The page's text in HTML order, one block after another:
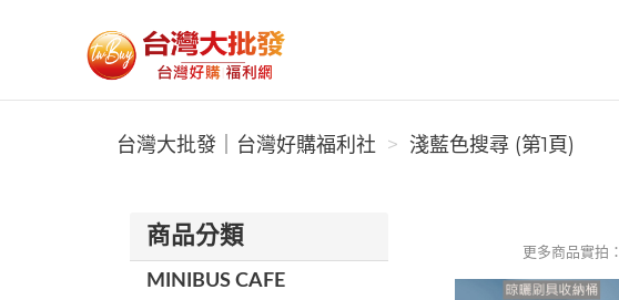
台灣大批發｜台灣好購福利社
台灣大批發｜台灣好購福利社 淺藍色搜尋 (第1頁)
商品分類
MINIBUS CAFE
更多商品實拍：